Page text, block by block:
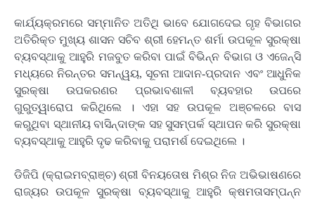
କାର୍ଯ୍ୟକ୍ରମରେ ସମ୍ମାନିତ ଅତିଥି ଭାବେ ଯୋଗଦେଇ ଗୃହ ବିଭାଗର
ଅତିରିକ୍ତ ମୁଖ୍ୟ ଶାସନ ସଚିବ ଶ୍ରୀ ହେମନ୍ତ ଶର୍ମା ଉପକୂଳ ସୁରକ୍ଷା
ବ୍ୟବସ୍ଥାକୁ ଆହୁରି ମଜବୁତ କରିବା ପାଇଁ ବିଭିନ୍ନ ବିଭାଗ ଓ ଏଜେନ୍ସି
ମଧ୍ୟରେ ନିରନ୍ତର ସମନ୍ୱୟ, ସୂଚନା ଆଦାନ-ପ୍ରଦାନ ଏବଂ ଆଧୁନିକ
ସୁରକ୍ଷା ଉପକରଣର ପ୍ରଭାବଶାଳୀ ବ୍ୟବହାର ଉପରେ
ଗୁରୁତ୍ୱାରୋପ କରିଥିଲେ । ଏହା ସହ ଉପକୂଳ ଅଞ୍ଚଳରେ ବାସ
କରୁଥିବା ସ୍ଥାନୀୟ ବାସିନ୍ଦାଙ୍କ ସହ ସୁସମ୍ପର୍କ ସ୍ଥାପନ କରି ସୁରକ୍ଷା
ବ୍ୟବସ୍ଥାକୁ ଆହୁରି ଦୃଢ କରିବାକୁ ପରାମର୍ଶ ଦେଇଥିଲେ ।
ଡିଜିପି (କ୍ରାଇମବ୍ରାଞ୍ଚ) ଶ୍ରୀ ବିନୟତୋଷ ମିଶ୍ର ନିଜ ଅଭିଭାଷଣରେ
ରାଜ୍ୟର ଉପକୂଳ ସୁରକ୍ଷା ବ୍ୟବସ୍ଥାକୁ ଆହୁରି କ୍ଷମତାସମ୍ପନ୍ନ